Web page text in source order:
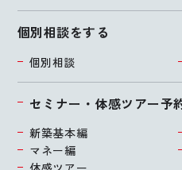
個別相談をする
個別相談
セミナー・体感ツアー予
新築基本編
マネー編